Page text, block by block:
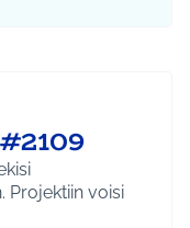
Projektiin voisi